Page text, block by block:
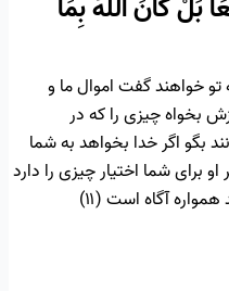
بَلْ كَانَ اللَّهُ بِمَا
تو خواهند گفت اموال ما و
بخواه چيزى را كه در
بگو اگر خدا بخواهد به شما
براى شما اختيار چيزى را دارد
آگاه است (۱۱)